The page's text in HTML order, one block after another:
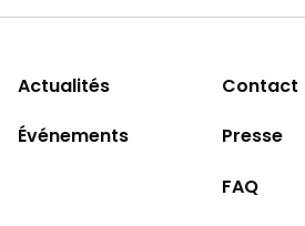
Actualités
Événements
Contact
Presse
FAQ